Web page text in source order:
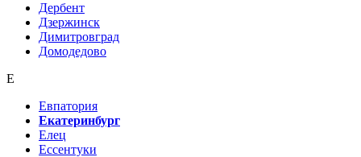
Дербент
Дзержинск
Димитровград
Домодедово
Е
Евпатория
Екатеринбург
Елец
Ессентуки